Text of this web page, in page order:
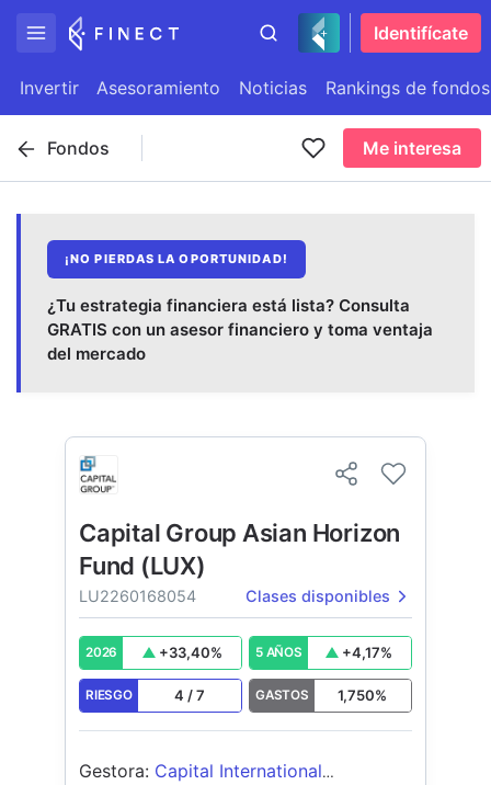
Identifícate
Invertir Asesoramiento Noticias Rankings de fondos
Fondos Me interesa
¡NO PIERDAS LA OPORTUNIDAD!
¿Tu estrategia financiera está lista? Consulta
GRATIS con un asesor financiero y toma ventaja
del mercado
Capital Group Asian Horizon
Fund (LUX)
LU2260168054 Clases disponibles
2026 +33,40% 5 AÑOS +4,17%
RIESGO 4 /7 GASTOS 1,750%
Gestora: Capital International